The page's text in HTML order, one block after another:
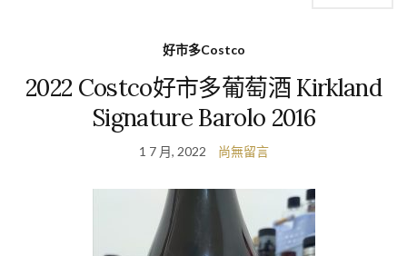
好市多Costco
2022 Costco好市多葡萄酒 Kirkland
Signature Barolo 2016
1 7 月, 2022 尚無留言